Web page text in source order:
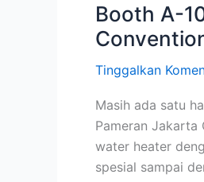
Booth A-
Tinggalkan
Masih ada satu
Pameran Jakarta
water heater
spesial sampai